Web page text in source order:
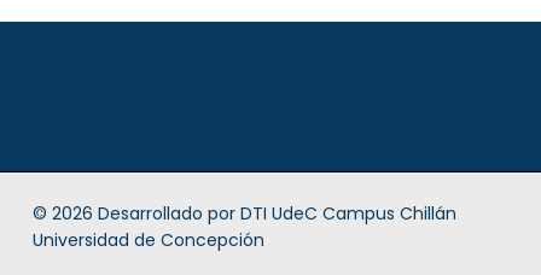
© 2026 Desarrollado por DTI UdeC Campus Chillán
Universidad de Concepción